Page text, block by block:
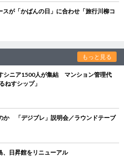
が「かばんの日」に合わせ「旅行川柳コ
もっと見る
シニア1500人が集結 マンション管理代
ねすシップ」
か 「デジブレ」説明会／ラウンドテーブ
日昇館をリニューアル